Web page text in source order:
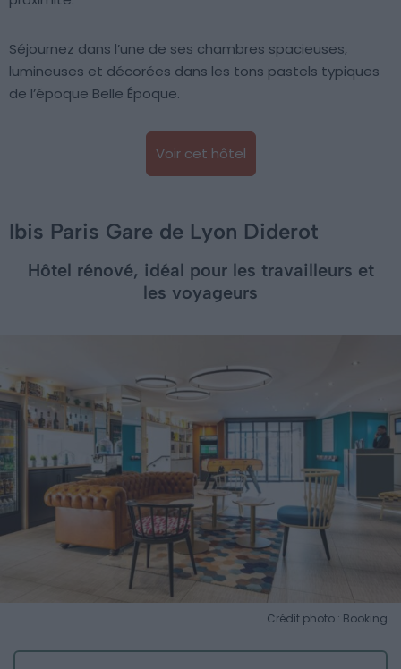
Séjournez dans l’une de ses chambres spacieuses,
lumineuses et décorées dans les tons pastels typiques
de l’époque Belle Époque.
Voir cet hôtel
Ibis Paris Gare de Lyon Diderot
Hôtel rénové, idéal pour les travailleurs et
les voyageurs
Crédit photo : Booking